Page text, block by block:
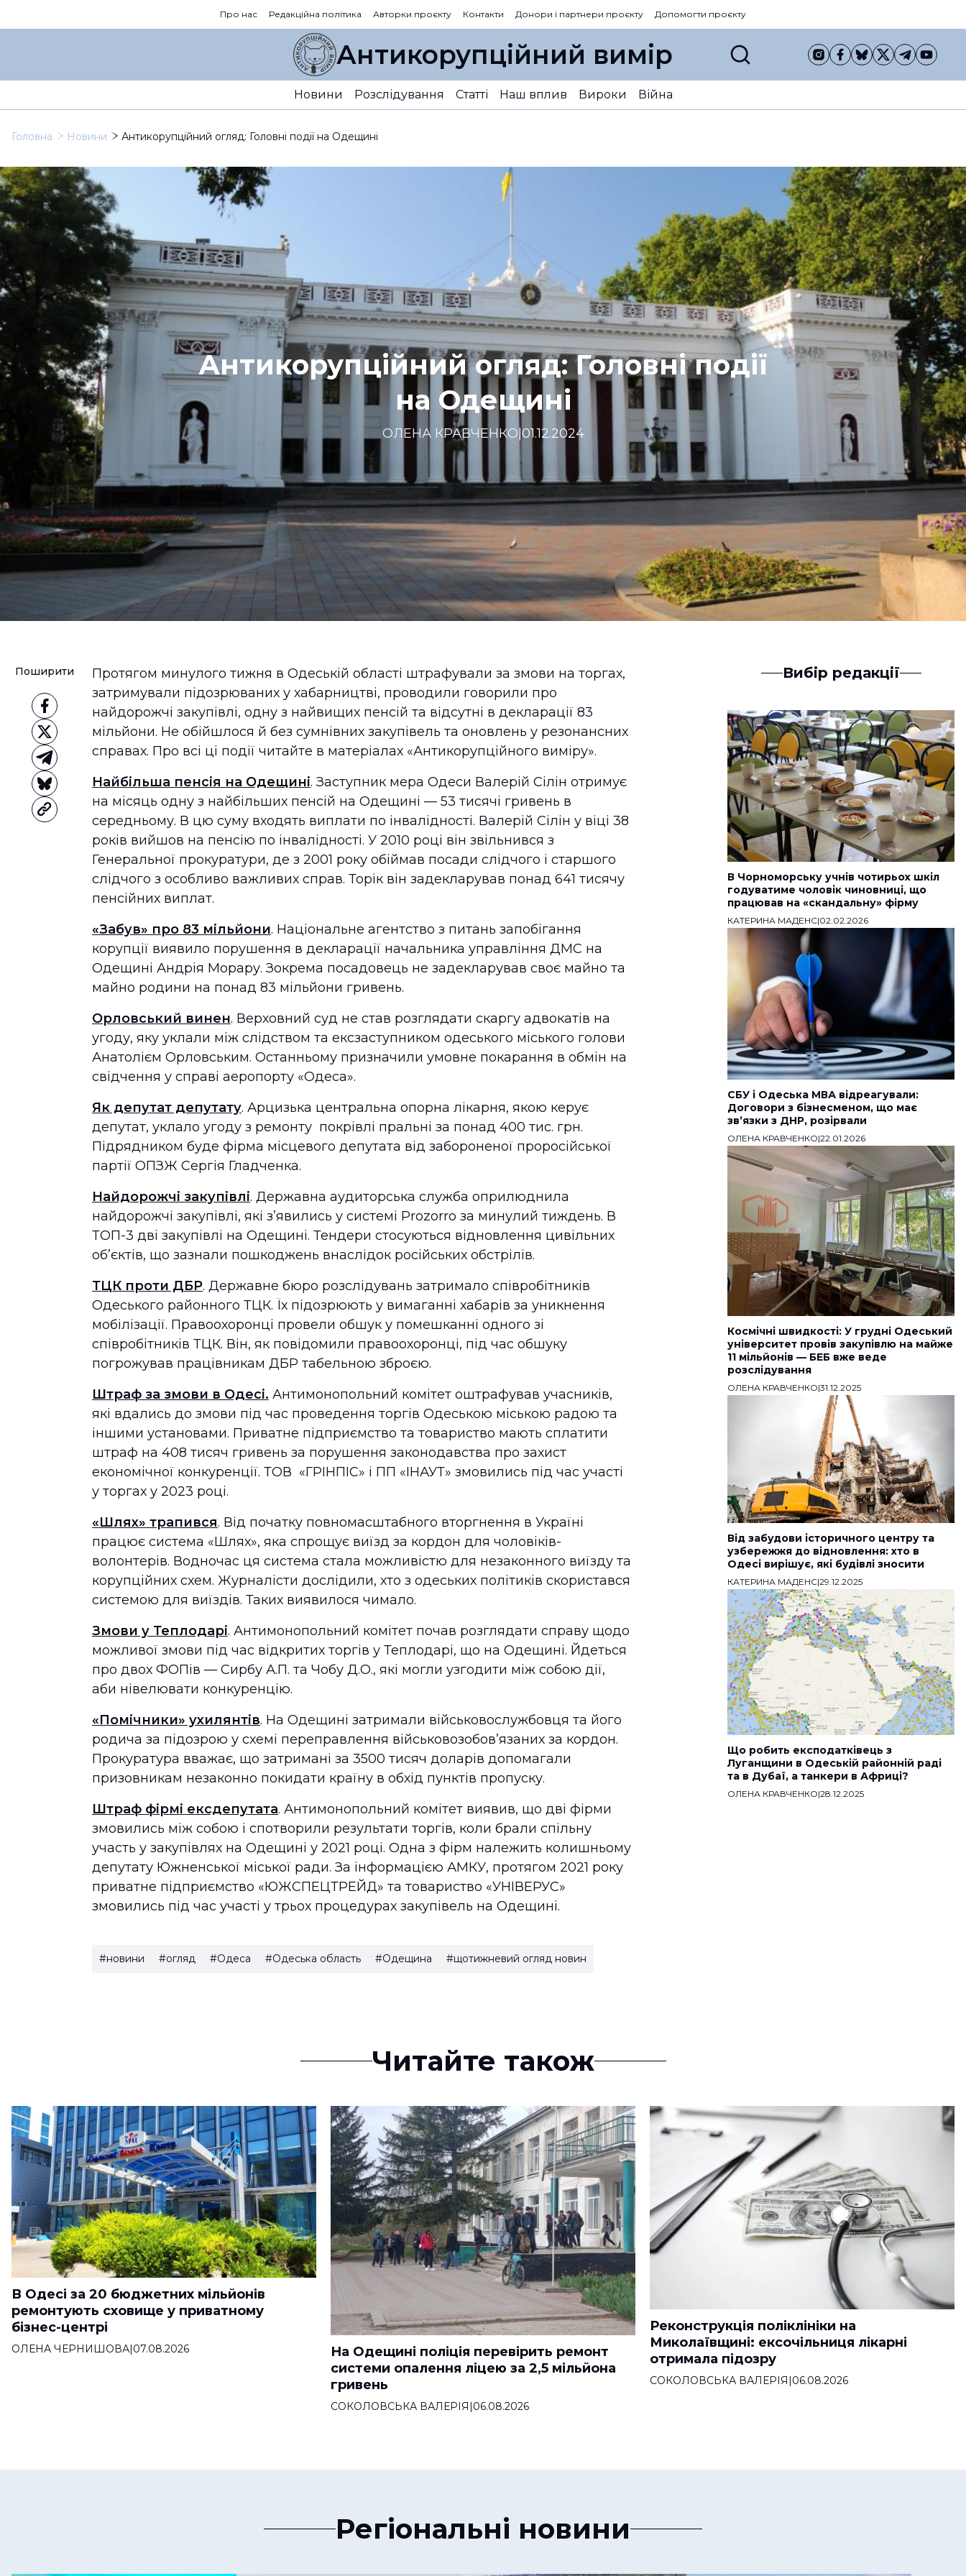
Про нас Редакційна політика Авторки проєкту Контакти Донори і партнери проєкту Допомогти проєкту
Антикорупційний вимір
Новини Розслідування Статті Наш вплив Вироки Війна
Головна Новини Антикорупційний огляд: Головні події на Одещині
Антикорупційний огляд: Головні події
на Одещині
ОЛЕНА КРАВЧЕНКО 01.12.2024
Поширити
Протягом минулого тижня в Одеській області штрафували за змови на торгах,
затримували підозрюваних у хабарництві, проводили говорили про
найдорожчі закупівлі, одну з найвищих пенсій та відсутні в декларації 83
мільйони. Не обійшлося й без сумнівних закупівель та оновлень у резонансних
справах. Про всі ці події читайте в матеріалах «Антикорупційного виміру».
Найбільша пенсія на Одещині. Заступник мера Одеси Валерій Сілін отримує
на місяць одну з найбільших пенсій на Одещині — 53 тисячі гривень в
середньому. В цю суму входять виплати по інвалідності. Валерій Сілін у віці 38
років вийшов на пенсію по інвалідності. У 2010 році він звільнився з
Генеральної прокуратури, де з 2001 року обіймав посади слідчого і старшого
слідчого з особливо важливих справ. Торік він задекларував понад 641 тисячу
пенсійних виплат.
«Забув» про 83 мільйони. Національне агентство з питань запобігання
корупції виявило порушення в декларації начальника управління ДМС на
Одещині Андрія Морару. Зокрема посадовець не задекларував своє майно та
майно родини на понад 83 мільйони гривень.
Орловський винен. Верховний суд не став розглядати скаргу адвокатів на
угоду, яку уклали між слідством та ексзаступником одеського міського голови
Анатолієм Орловським. Останньому призначили умовне покарання в обмін на
свідчення у справі аеропорту «Одеса».
Як депутат депутату. Арцизька центральна опорна лікарня, якою керує
депутат, уклало угоду з ремонту покрівлі пральні за понад 400 тис. грн.
Підрядником буде фірма місцевого депутата від забороненої проросійської
партії ОПЗЖ Сергія Гладченка.
Найдорожчі закупівлі. Державна аудиторська служба оприлюднила
найдорожчі закупівлі, які з’явились у системі Prozorro за минулий тиждень. В
ТОП-3 дві закупівлі на Одещині. Тендери стосуються відновлення цивільних
об’єктів, що зазнали пошкоджень внаслідок російських обстрілів.
ТЦК проти ДБР. Державне бюро розслідувань затримало співробітників
Одеського районного ТЦК. Їх підозрюють у вимаганні хабарів за уникнення
мобілізації. Правоохоронці провели обшук у помешканні одного зі
співробітників ТЦК. Він, як повідомили правоохоронці, під час обшуку
погрожував працівникам ДБР табельною зброєю.
Штраф за змови в Одесі. Антимонопольний комітет оштрафував учасників,
які вдались до змови під час проведення торгів Одеською міською радою та
іншими установами. Приватне підприємство та товариство мають сплатити
штраф на 408 тисяч гривень за порушення законодавства про захист
економічної конкуренції. ТОВ «ГРІНПІС» і ПП «ІНАУТ» змовились під час участі
у торгах у 2023 році.
«Шлях» трапився. Від початку повномасштабного вторгнення в Україні
працює система «Шлях», яка спрощує виїзд за кордон для чоловіків-
волонтерів. Водночас ця система стала можливістю для незаконного виїзду та
корупційних схем. Журналісти дослідили, хто з одеських політиків скористався
системою для виїздів. Таких виявилося чимало.
Змови у Теплодарі. Антимонопольний комітет почав розглядати справу щодо
можливої змови під час відкритих торгів у Теплодарі, що на Одещині. Йдеться
про двох ФОПів — Сирбу А.П. та Чобу Д.О., які могли узгодити між собою дії,
аби нівелювати конкуренцію.
«Помічники» ухилянтів. На Одещині затримали військовослужбовця та його
родича за підозрою у схемі переправлення військовозобов’язаних за кордон.
Прокуратура вважає, що затримані за 3500 тисяч доларів допомагали
призовникам незаконно покидати країну в обхід пунктів пропуску.
Штраф фірмі ексдепутата. Антимонопольний комітет виявив, що дві фірми
змовились між собою і спотворили результати торгів, коли брали спільну
участь у закупівлях на Одещині у 2021 році. Одна з фірм належить колишньому
депутату Южненської міської ради. За інформацією АМКУ, протягом 2021 року
приватне підприємство «ЮЖСПЕЦТРЕЙД» та товариство «УНІВЕРУС»
змовились під час участі у трьох процедурах закупівель на Одещині.
#новини #огляд #Одеса #Одеська область #Одещина #щотижневий огляд новин
Вибір редакції
В Чорноморську учнів чотирьох шкіл
годуватиме чоловік чиновниці, що
працював на «скандальну» фірму
КАТЕРИНА МАДЕНС|02.02.2026
СБУ і Одеська МВА відреагували:
Договори з бізнесменом, що має
звʼязки з ДНР, розірвали
ОЛЕНА КРАВЧЕНКО|22.01.2026
Космічні швидкості: У грудні Одеський
університет провів закупівлю на майже
11 мільйонів — БЕБ вже веде
розслідування
ОЛЕНА КРАВЧЕНКО|31.12.2025
Від забудови історичного центру та
узбережжя до відновлення: хто в
Одесі вирішує, які будівлі зносити
КАТЕРИНА МАДЕНС|29.12.2025
Що робить експодатківець з
Луганщини в Одеській районній раді
та в Дубаї, а танкери в Африці?
ОЛЕНА КРАВЧЕНКО|28.12.2025
Читайте також
В Одесі за 20 бюджетних мільйонів
ремонтують сховище у приватному
бізнес-центрі
ОЛЕНА ЧЕРНИШОВА|07.08.2026
На Одещині поліція перевірить ремонт
системи опалення ліцею за 2,5 мільйона
гривень
СОКОЛОВСЬКА ВАЛЕРІЯ|06.08.2026
Реконструкція поліклініки на
Миколаївщині: ексочільниця лікарні
отримала підозру
СОКОЛОВСЬКА ВАЛЕРІЯ|06.08.2026
Регіональні новини